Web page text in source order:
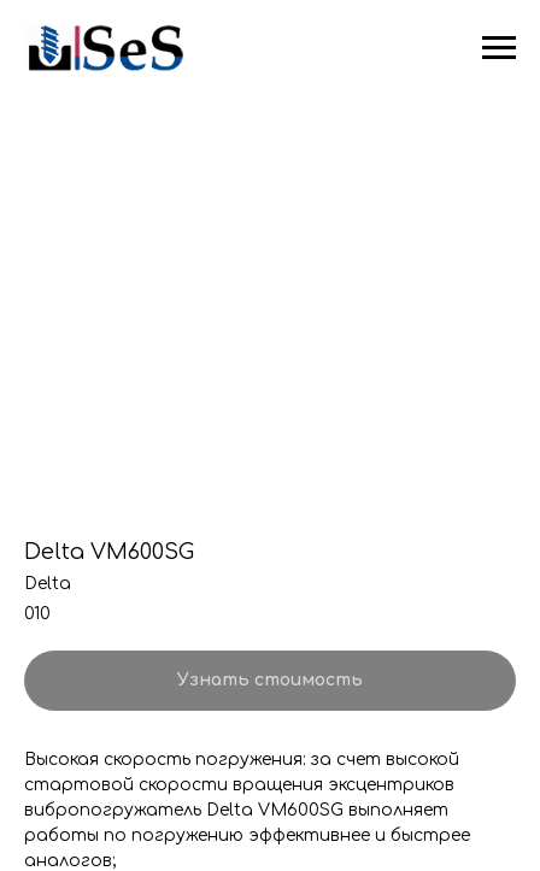
Delta VM600SG
Delta
010
Узнать стоимость
Высокая скорость погружения: за счет высокой
стартовой скорости вращения эксцентриков
вибропогружатель Delta VM600SG выполняет
работы по погружению эффективнее и быстрее
аналогов;